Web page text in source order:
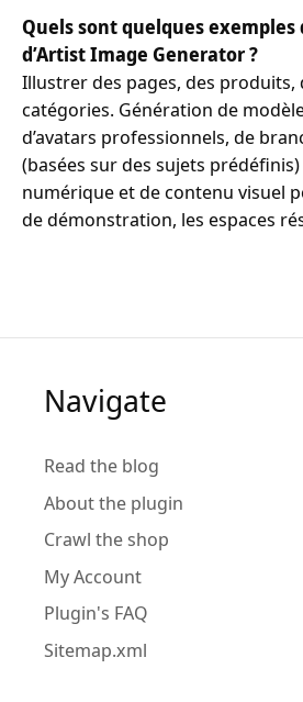
Quels sont quelques exemples
d’Artist Image Generator ?
Illustrer des pages, des produits,
catégories. Génération de
d’avatars professionnels, de
(basées sur des sujets
numérique et de contenu visuel
de démonstration, les espaces
Navigate
Read the blog
About the plugin
Crawl the shop
My Account
Plugin's FAQ
Sitemap.xml